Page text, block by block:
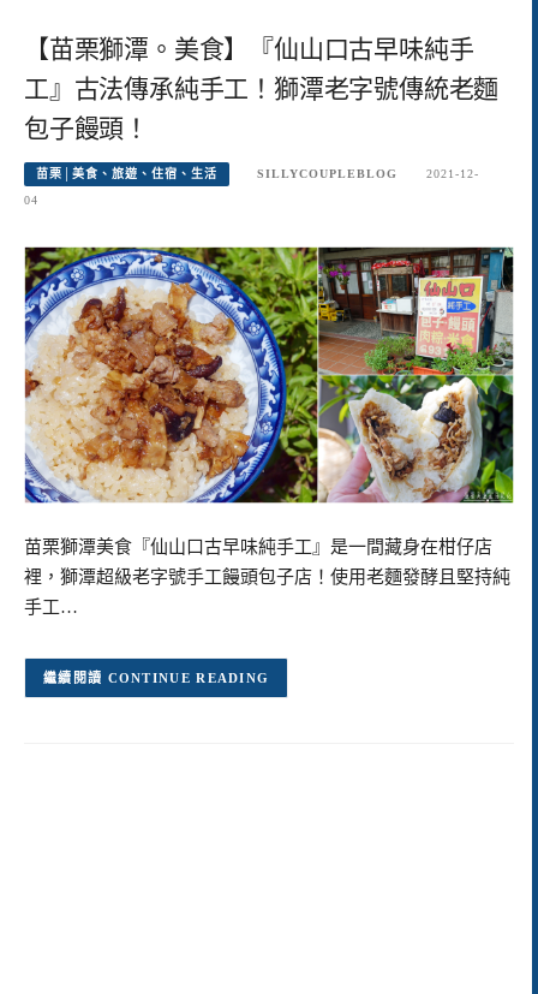
【苗栗獅潭。美食】『仙山口古早味純手
工』古法傳承純手工！獅潭老字號傳統老麵
包子饅頭！
苗栗│美食、旅遊、住宿、生活 SILLYCOUPLEBLOG
2021-12-
04
苗栗獅潭美食『仙山口古早味純手工』是一間藏身在柑仔店
裡，獅潭超級老字號手工饅頭包子店！使用老麵發酵且堅持純
手工…
CONTINUE READING